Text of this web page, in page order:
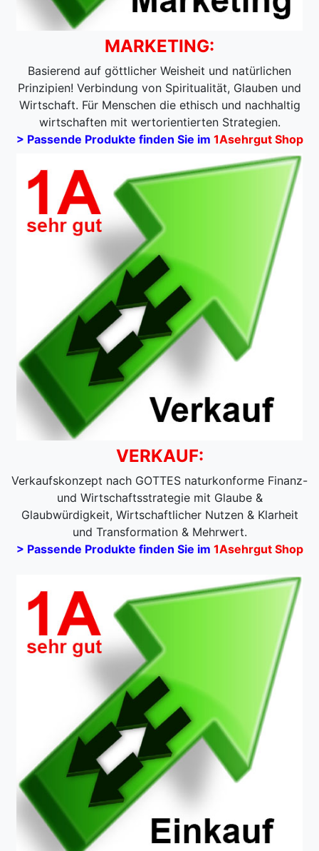
MARKETING:
Basierend auf göttlicher Weisheit und natürlichen
Prinzipien! Verbindung von Spiritualität, Glauben und
Wirtschaft. Für Menschen die ethisch und nachhaltig
wirtschaften mit wertorientierten Strategien.
> Passende Produkte finden Sie im 1Asehrgut Shop
VERKAUF:
Verkaufskonzept nach GOTTES naturkonforme Finanz-
und Wirtschaftsstrategie mit Glaube &
Glaubwürdigkeit, Wirtschaftlicher Nutzen & Klarheit
und Transformation & Mehrwert.
> Passende Produkte finden Sie im 1Asehrgut Shop